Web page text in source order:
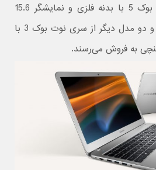
هستند. سامسونگ نوت بوک 5 با بدنه فلزی و نمایشگر 15.6
اینچی 1080p تولید شده و دو مدل دیگر از سری نوت بوک 3 با